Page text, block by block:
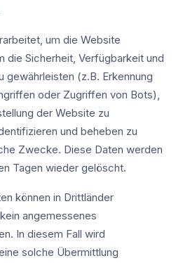
um die Website
die Sicherheit, Verfügbarkeit und
gewährleisten (z.B. Erkennung
oder Zugriffen von Bots),
der Website zu
und beheben zu
Zwecke. Diese Daten werden
Tagen wieder gelöscht.
können in Drittländer
angemessenes
In diesem Fall wird
solche Übermittlung